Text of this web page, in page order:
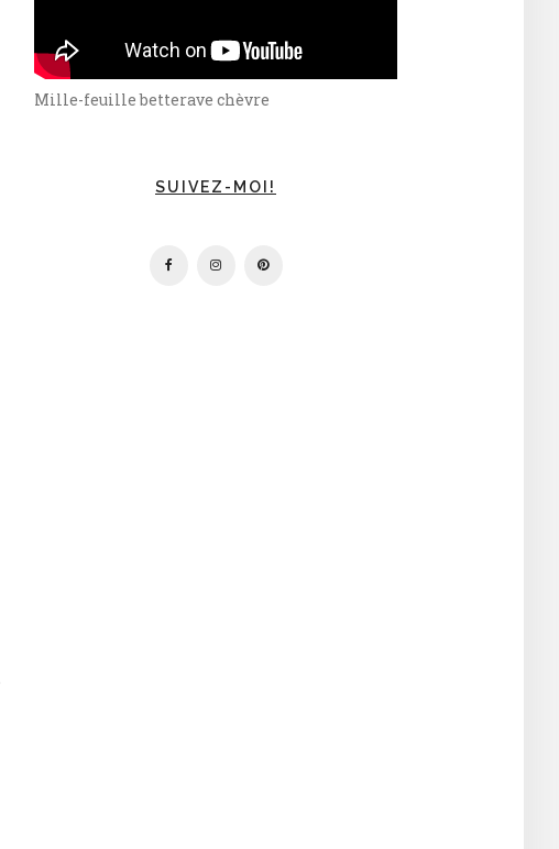
Mille-feuille betterave chèvre
SUIVEZ-MOI!